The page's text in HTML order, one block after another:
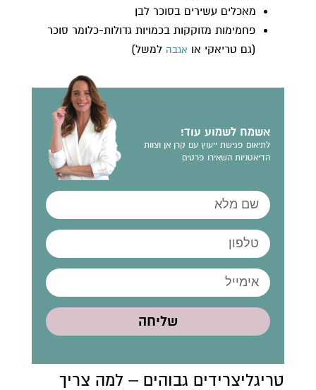
מאכלים עשירים בסוכר לבן
פחמימות מזוקקות בכמויות גדולות-כלומר סוכר
(גם טריאקי או אגבה למשל)
אשמח לשמוע עוד!
לתיאום פגישת ייעוץ עם קרן אן וצוות
הדיאטניות השאירו פרטים
שליחה
טריגליצרידים גבוהים – למה צריך